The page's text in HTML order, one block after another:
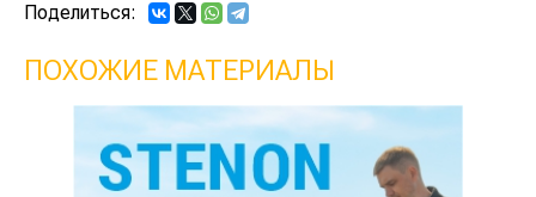
Поделиться:
ПОХОЖИЕ МАТЕРИАЛЫ